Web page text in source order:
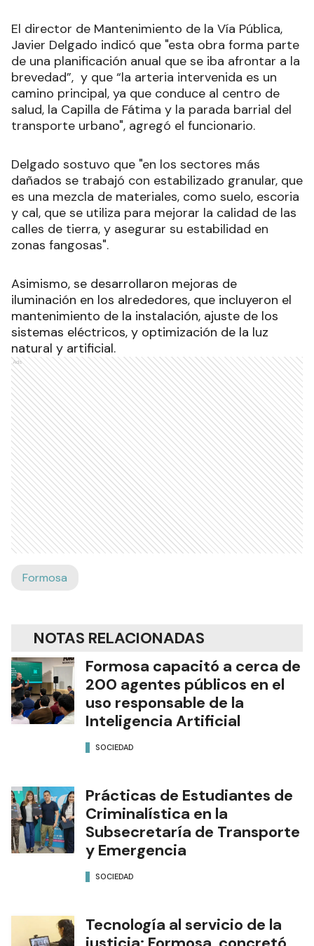
El director de Mantenimiento de la Vía Pública,
Javier Delgado indicó que "esta obra forma parte
de una planificación anual que se iba afrontar a la
brevedad”, y que “la arteria intervenida es un
camino principal, ya que conduce al centro de
salud, la Capilla de Fátima y la parada barrial del
transporte urbano", agregó el funcionario.
Delgado sostuvo que "en los sectores más
dañados se trabajó con estabilizado granular, que
es una mezcla de materiales, como suelo, escoria
y cal, que se utiliza para mejorar la calidad de las
calles de tierra, y asegurar su estabilidad en
zonas fangosas".
Asimismo, se desarrollaron mejoras de
iluminación en los alrededores, que incluyeron el
mantenimiento de la instalación, ajuste de los
sistemas eléctricos, y optimización de la luz
natural y artificial.
Ads
Formosa
NOTAS RELACIONADAS
Formosa capacitó a cerca de
200 agentes públicos en el
uso responsable de la
Inteligencia Artificial
SOCIEDAD
Prácticas de Estudiantes de
Criminalística en la
Subsecretaría de Transporte
y Emergencia
SOCIEDAD
Tecnología al servicio de la